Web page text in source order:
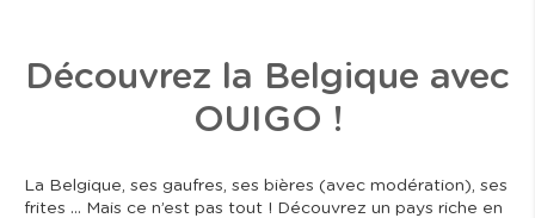
Découvrez la Belgique avec
OUIGO !
La Belgique, ses gaufres, ses bières (avec modération), ses
frites … Mais ce n’est pas tout ! Découvrez un pays riche en